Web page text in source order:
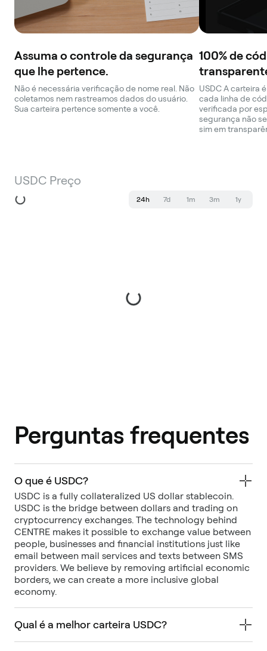
Assuma o controle da segurança
que lhe pertence.
Não é necessária verificação de nome real. Não
coletamos nem rastreamos dados do usuário.
Sua carteira pertence somente a você.
100% de
USDC A carteira
cada linha de
verificada por
segurança não
sim em
USDC Preço
24h 7d 1m 3m 1y
Perguntas frequentes
O que é USDC?
USDC is a fully collateralized US dollar stablecoin.
USDC is the bridge between dollars and trading on
cryptocurrency exchanges. The technology behind
CENTRE makes it possible to exchange value between
people, businesses and financial institutions just like
email between mail services and texts between SMS
providers. We believe by removing artificial economic
borders, we can create a more inclusive global
economy.
Qual é a melhor carteira USDC?